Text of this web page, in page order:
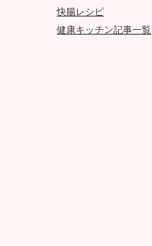
快腸レシピ
健康キッチン記事一覧